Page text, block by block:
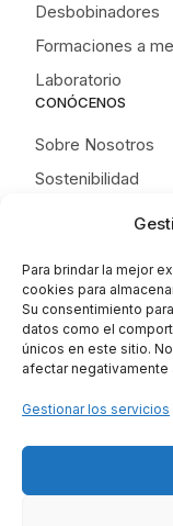
Para brindar la mejor
cookies para
Su consentimiento
datos como el
únicos en este sitio.
afectar negativamente
Gestionar los servicios
Desbobinadores
Formaciones a
Laboratorio
CONÓCENOS
Sobre Nosotros
Sostenibilidad
Trabaja con
Contacto